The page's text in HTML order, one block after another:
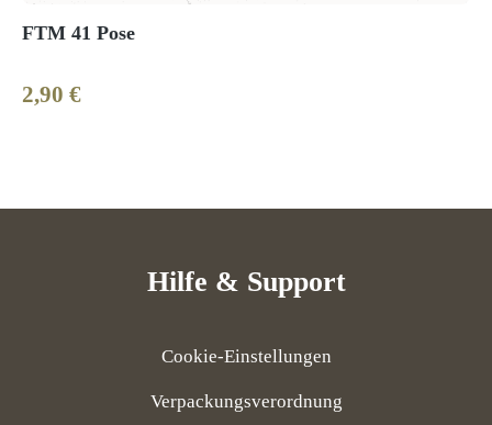
FTM 41 Pose
Regulärer Preis:
2,90 €
Hilfe & Support
Cookie-Einstellungen
Verpackungsverordnung